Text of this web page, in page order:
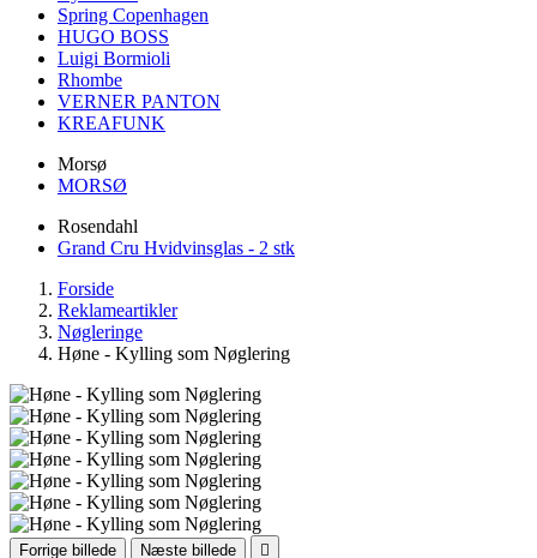
Spring Copenhagen
HUGO BOSS
Luigi Bormioli
Rhombe
VERNER PANTON
KREAFUNK
Morsø
MORSØ
Rosendahl
Grand Cru Hvidvinsglas - 2 stk
Forside
Reklameartikler
Nøgleringe
Høne - Kylling som Nøglering
Forrige billede Næste billede 